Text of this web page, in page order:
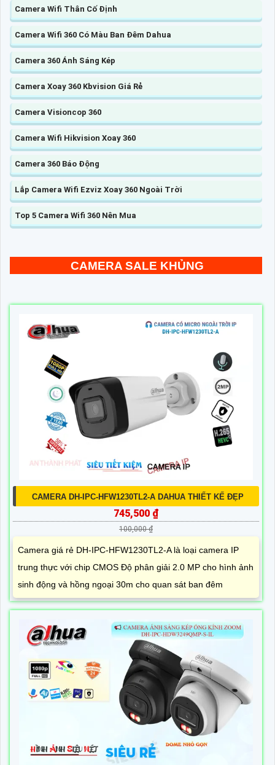
Camera Wifi Thân Cố Định
Camera Wifi 360 Có Màu Ban Đêm Dahua
Camera 360 Ánh Sáng Kép
Camera Xoay 360 Kbvision Giá Rẻ
Camera Visioncop 360
Camera Wifi Hikvision Xoay 360
Camera 360 Báo Động
Lắp Camera Wifi Ezviz Xoay 360 Ngoài Trời
Top 5 Camera Wifi 360 Nên Mua
CAMERA SALE KHỦNG
CAMERA DH-IPC-HFW1230TL2-A DAHUA THIẾT KẾ ĐẸP
745,500 ₫
100,000 ₫
Camera giá rẻ DH-IPC-HFW1230TL2-A là loại camera IP
trung thực với chip CMOS Độ phân giải 2.0 MP cho hình ảnh
sinh động và hồng ngoại 30m cho quan sát ban đêm